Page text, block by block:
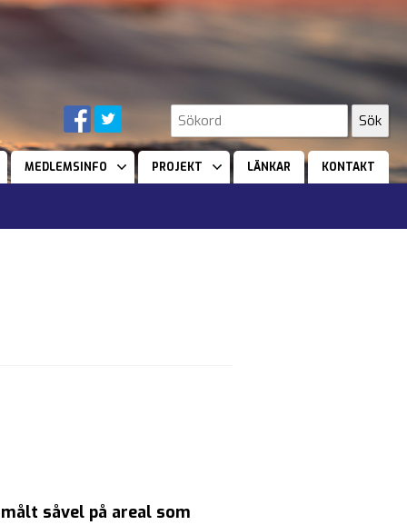
MEDLEMSINFO PROJEKT LÄNKAR KONTAKT
såvel på areal som